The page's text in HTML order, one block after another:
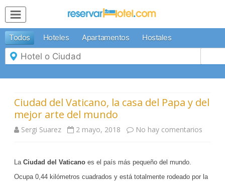
MENÚ
Inicio
Mi
Reserva
Todos Hoteles Apartamentos Hostales
Ciudad del Vaticano, la casa del Papa y del
mejor arte del mundo
Sergi Suarez 2 mayo, 2018 No hay comentarios
La Ciudad del Vaticano es el país más pequeño del mundo.
Ocupa 0,44 kilómetros cuadrados y está totalmente rodeado por la